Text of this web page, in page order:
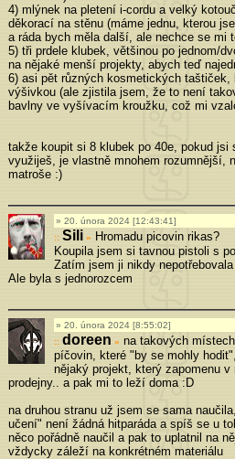
4) mlýnek na pletení i-cordu a velký
děkorací na stěnu (máme jednu, kterou
a ráda bych měla další, ale nechce se mi
5) tři prdele klubek, většinou po jednom/
na nějaké menší projekty, abych teď
6) asi pět různých kosmetických taštiček,
výšivkou (ale zjistila jsem, že to není
bavlny ve vyšívacím kroužku, což mi
takže koupit si 8 klubek po 40e, pokud jsi
využiješ, je vlastně mnohem rozumnější,
matroše :)
20. února 2024 [12:43:41]
Sili »
Hromadu picovin rikas?
Koupila jsem si tavnou pistoli s
Zatím jsem ji nikdy
Ale byla s jednorozcem
20. února 2024 [8:55:02]
doreen » na takových
píčovin, které "by se mohly
nějaký projekt, který zapomenu
prodejny.. a pak mi to leží doma :D
na druhou stranu už jsem se sama
učení" není žádná hitparáda a spíš se u
něco pořádně naučil a pak to uplatnil na
vždycky záleží na konkrétném materiálu